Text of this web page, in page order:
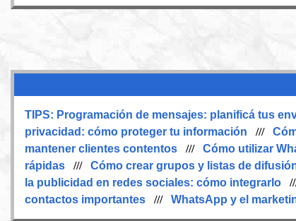
TIPS: Programación de mensajes: planificá tus
privacidad: cómo proteger tu información ///
mantener clientes contentos /// Cómo utilizar
rápidas /// Cómo crear grupos y listas de
la publicidad en redes sociales: cómo integrarlo
contactos importantes /// WhatsApp y el